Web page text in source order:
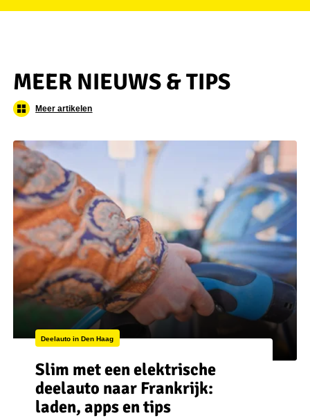
MEER NIEUWS & TIPS
Meer artikelen
Deelauto in Den Haag
Slim met een elektrische
deelauto naar Frankrijk:
laden, apps en tips